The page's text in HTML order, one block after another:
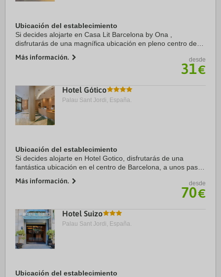
Ubicación del establecimiento
Si decides alojarte en Casa Lit Barcelona by Ona ,
disfrutarás de una magnífica ubicación en pleno centro de
de Barcelona. Además, este hotel se ...
Más información. desde
31€
Hotel Gótico
Palau Sant Jordi, España.
Ubicación del establecimiento
Si decides alojarte en Hotel Gotico, disfrutarás de una
fantástica ubicación en el centro de Barcelona, a unos pasos
Además, este hotel se ...
Más información. desde
70€
Hotel Suizo
Palau Sant Jordi, España.
Ubicación del establecimiento